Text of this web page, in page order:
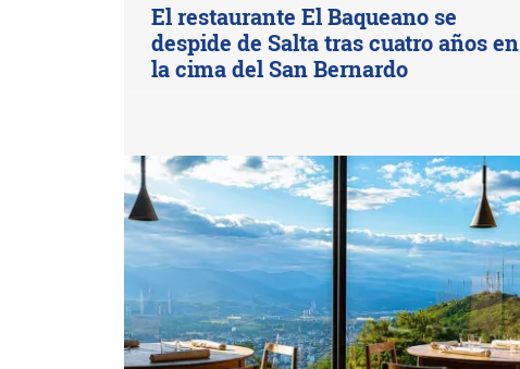
El restaurante El Baqueano se
despide de Salta tras cuatro años en
la cima del San Bernardo